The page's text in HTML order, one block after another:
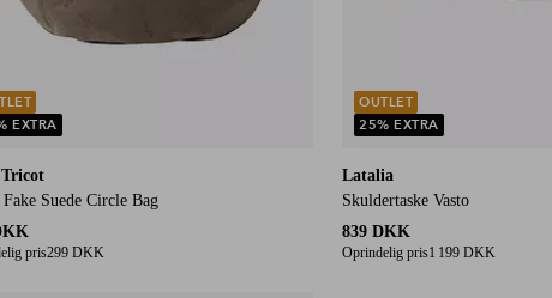
Fake Suede Circle Bag
pris299 DKK
EXTRA
Latalia
Skuldertaske Vasto
839 DKK
Oprindelig pris1 199 DKK
OUTLET
25% EXTRA